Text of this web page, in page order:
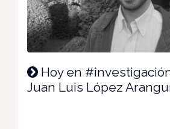
Hoy en
Juan Luis López